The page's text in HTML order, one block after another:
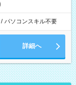
/ パソコンスキル不要
詳細へ